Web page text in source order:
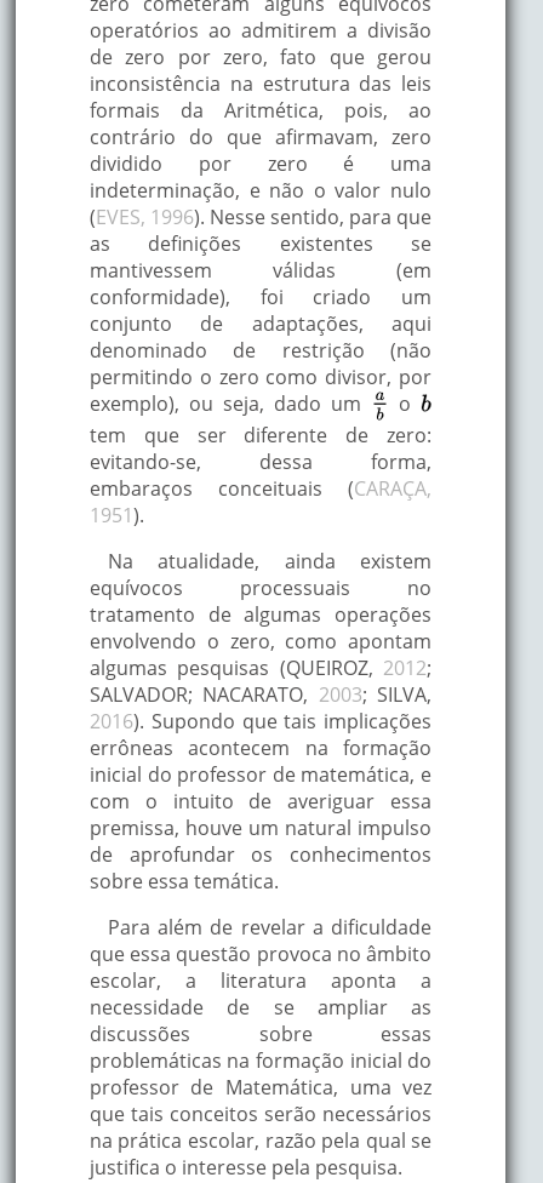
operatórios ao admitirem a divisão
de zero por zero, fato que gerou
inconsistência na estrutura das leis
formais da Aritmética, pois, ao
contrário do que afirmavam, zero
dividido por zero é uma
indeterminação, e não o valor nulo
(EVES, 1996). Nesse sentido, para que
as definições existentes se
mantivessem válidas (em
conformidade), foi criado um
conjunto de adaptações, aqui
denominado de restrição (não
permitindo o zero como divisor, por
exemplo), ou seja, dado um
o
tem que ser diferente de zero:
evitando-se, dessa forma,
embaraços conceituais (CARAÇA,
1951).
Na atualidade, ainda existem
equívocos processuais no
tratamento de algumas operações
envolvendo o zero, como apontam
algumas pesquisas (QUEIROZ, 2012;
SALVADOR; NACARATO, 2003; SILVA,
2016). Supondo que tais implicações
errôneas acontecem na formação
inicial do professor de matemática, e
com o intuito de averiguar essa
premissa, houve um natural impulso
de aprofundar os conhecimentos
sobre essa temática.
Para além de revelar a dificuldade
que essa questão provoca no âmbito
escolar, a literatura aponta a
necessidade de se ampliar as
discussões sobre essas
problemáticas na formação inicial do
professor de Matemática, uma vez
que tais conceitos serão necessários
na prática escolar, razão pela qual se
justifica o interesse pela pesquisa.